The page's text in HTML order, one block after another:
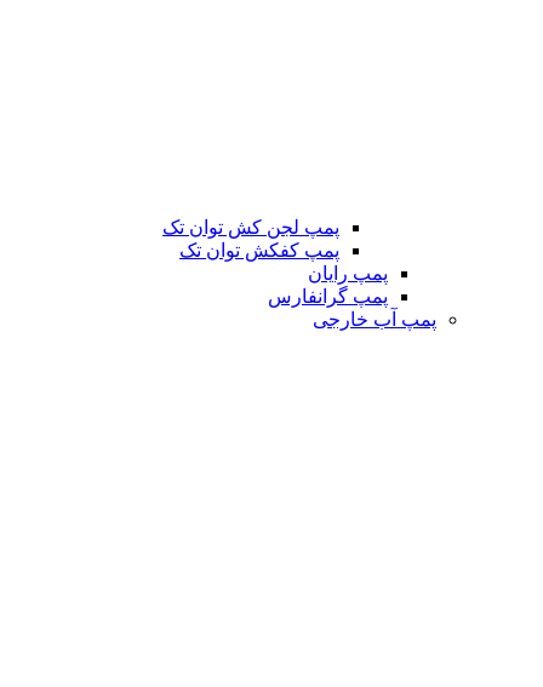
پمپ لجن کش توان تک
پمپ کفکش توان تک
پمپ رایان
پمپ گرانفارس
پمپ آب خارجی